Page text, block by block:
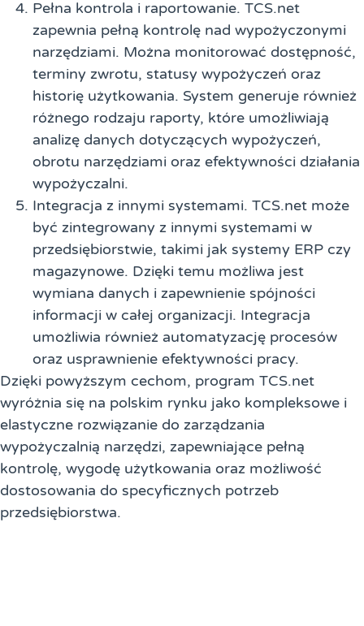
Pełna kontrola i raportowanie. TCS.net
zapewnia pełną kontrolę nad wypożyczonymi
narzędziami. Można monitorować dostępność,
terminy zwrotu, statusy wypożyczeń oraz
historię użytkowania. System generuje również
różnego rodzaju raporty, które umożliwiają
analizę danych dotyczących wypożyczeń,
obrotu narzędziami oraz efektywności działania
wypożyczalni.
Integracja z innymi systemami. TCS.net może
być zintegrowany z innymi systemami w
przedsiębiorstwie, takimi jak systemy ERP czy
magazynowe. Dzięki temu możliwa jest
wymiana danych i zapewnienie spójności
informacji w całej organizacji. Integracja
umożliwia również automatyzację procesów
oraz usprawnienie efektywności pracy.
Dzięki powyższym cechom, program TCS.net
wyróżnia się na polskim rynku jako kompleksowe i
elastyczne rozwiązanie do zarządzania
wypożyczalnią narzędzi, zapewniające pełną
kontrolę, wygodę użytkowania oraz możliwość
dostosowania do specyficznych potrzeb
przedsiębiorstwa.